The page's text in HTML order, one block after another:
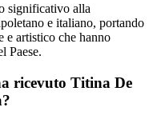
significativo alla
e italiano, portando
e artistico che hanno
Paese.
ricevuto Titina De